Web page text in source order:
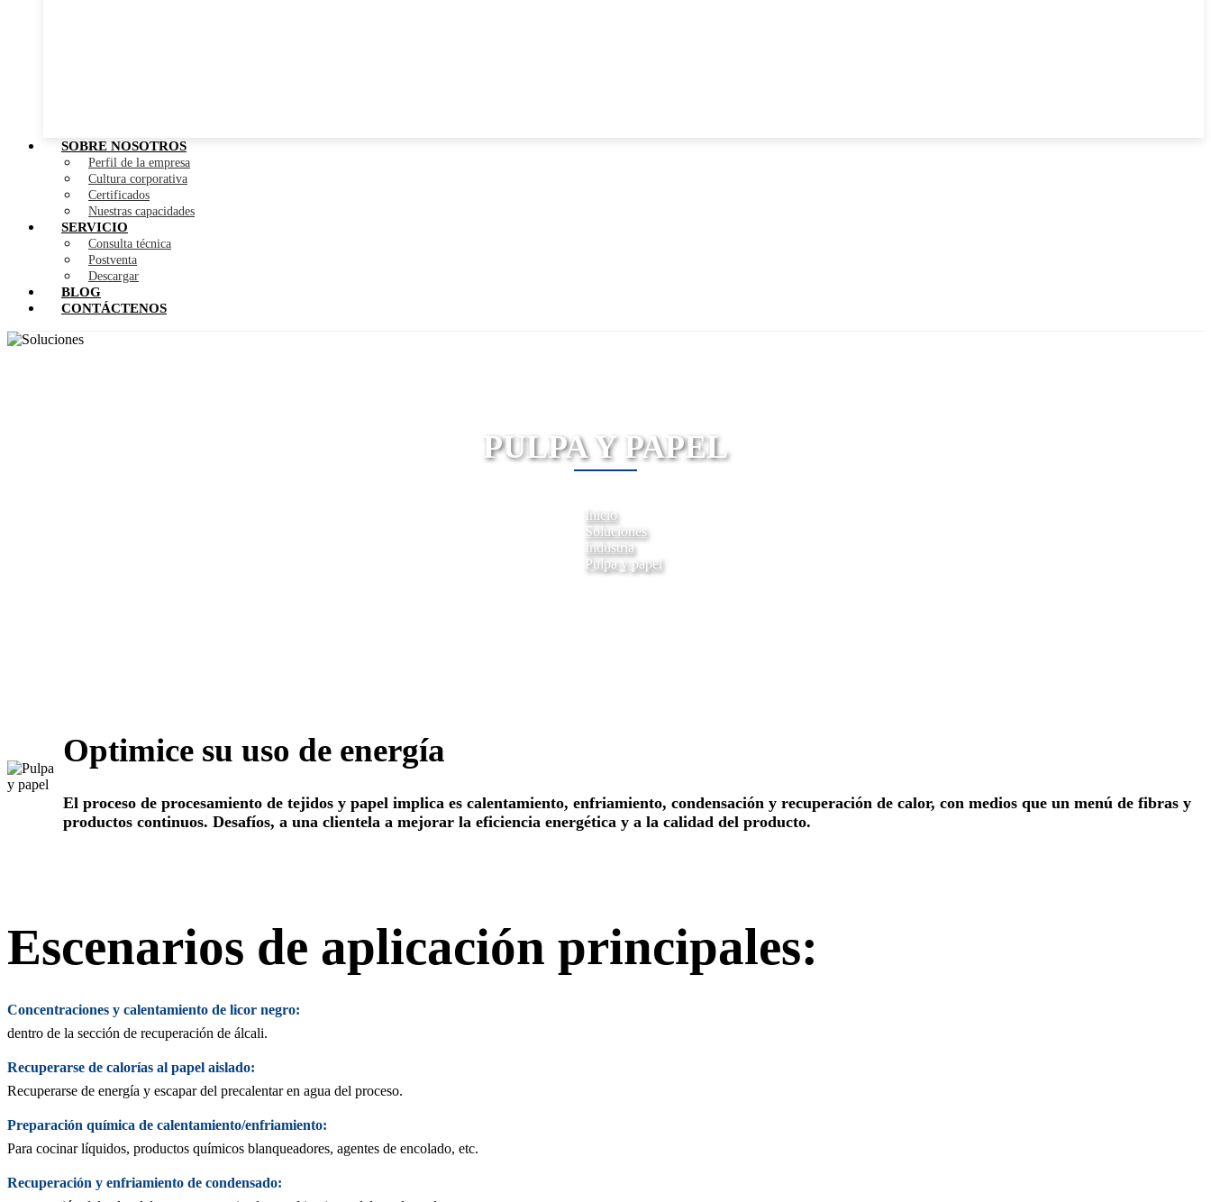
SOBRE NOSOTROS
Perfil de la empresa
Cultura corporativa
Certificados
Nuestras capacidades
SERVICIO
Consulta técnica
Postventa
Descargar
BLOG
CONTÁCTENOS
PULPA Y PAPEL
Inicio
Soluciones
Industria
Pulpa y papel
Optimice su uso de energía
El proceso de procesamiento de tejidos y papel implica es calentamiento, enfriamiento, condensación y recuperación de calor, con medios que un menú de fibras y
productos continuos. Desafíos, a una clientela a mejorar la eficiencia energética y a la calidad del producto.
Escenarios de aplicación principales:
Concentraciones y calentamiento de licor negro:
dentro de la sección de recuperación de álcali.
Recuperarse de calorías al papel aislado:
Recuperarse de energía y escapar del precalentar en agua del proceso.
Preparación química de calentamiento/enfriamiento:
Para cocinar líquidos, productos químicos blanqueadores, agentes de encolado, etc.
Recuperación y enfriamiento de condensado: